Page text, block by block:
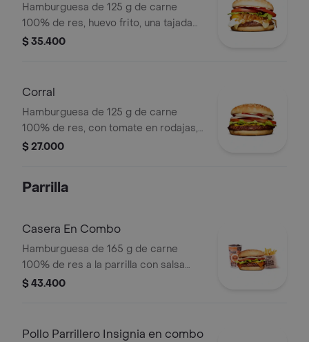
Hamburguesa de 125 g de carne
100% de res, huevo frito, una tajada
de queso tipo mozzarella, cebolla
$ 35.400
Corral
Hamburguesa de 125 g de carne
100% de res, con tomate en rodajas,
cebolla en rodajas, lechuga, salsa
$ 27.000
Parrilla
Casera En Combo
Hamburguesa de 165 g de carne
100% de res a la parrilla con salsa
bbq, queso americano, cebolla,
cascos) + bebida
$ 43.400
Pollo Parrillero Insignia en combo